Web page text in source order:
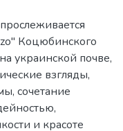
Коцюбинского
украинской почве,
взгляды,
сочетание
и красоте